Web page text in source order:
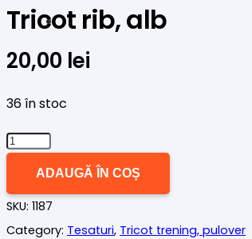
Tricot rib, alb
20,00 lei
36 în stoc
Cantitate
Tricot
rib,
alb
ADAUGĂ ÎN COȘ
SKU: 1187
Category: Tesaturi, Tricot trening, pulover